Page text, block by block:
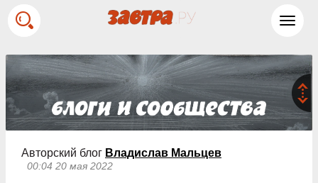
Авторский блог Владислав Мальцев
00:04 20 мая 2022